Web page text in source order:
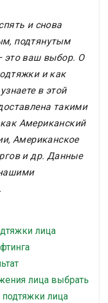
могут
текст
и снова
подтянутым
ваш выбор. О
и как
в этой
такими
Американский
Американское
и др. Данные
лица
лица выбрать
лица